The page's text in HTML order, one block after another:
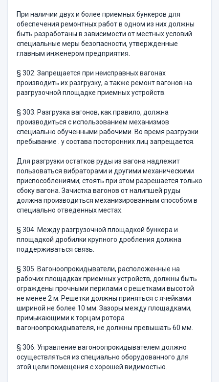
При наличии двух и более приемных бункеров для
обеспече­ния ремонтных работ в одном из них должны
быть разработаны в зависимости от местных условий
специальные меры безопасности, утвержденные
главным инженером предприятия.
§ 302. Запрещается при неисправных вагонах
производить их разгрузку, а также ремонт вагонов на
разгрузочной площадке при­емных устройств.
§ 303. Разгрузка вагонов, как правило, должна
производиться с использованием механизмов
специально обученными рабочими. Во время разгрузки
пребывание . у состава посторонних лиц запреща­ется.
Для разгрузки остатков руды из вагона надлежит
пользоваться вибраторами и другими механическими
приспособлениями; стоять при этом разрешается только
сбоку вагона. Зачистка вагонов от налипшей руды
должна производиться механизированным способом в
специально отведенных местах.
§ 304. Между разгрузочной площадкой бункера и
площадкой дробилки крупного дробления должна
поддерживаться связь.
§ 305. Вагоноопрокидыватели, расположенные на
рабочих пло­щадках приемных устройств, должны быть
ограждены прочными перилами с решетками высотой
не менее 2 м. Решетки должны при­няться с ячейками
шириной не более 10 мм. Зазоры между пло­щадками,
примыкающими к торцам ротора
вагоноопрокидывателя, нe должны превышать 60 мм.
§ 306. Управление вагоноопрокидывателем должно
осуществлять­ся из специально оборудованного для
этой цели помещения с хорошей видимостью.